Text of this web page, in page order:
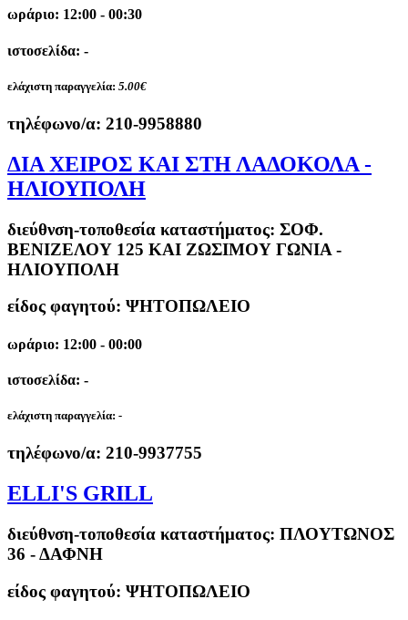
ωράριο: 12:00 - 00:30
ιστοσελίδα: -
ελάχιστη παραγγελία: 5.00€
τηλέφωνο/α: 210-9958880
ΔΙΑ ΧΕΙΡΟΣ ΚΑΙ ΣΤΗ ΛΑΔΟΚΟΛA -
ΗΛΙΟΥΠΟΛΗ
διεύθνση-τοποθεσία καταστήματος: ΣΟΦ.
ΒΕΝΙΖΕΛΟΥ 125 ΚΑΙ ΖΩΣΙΜΟΥ ΓΩΝΙΑ -
ΗΛΙΟΥΠΟΛΗ
είδος φαγητού: ΨΗΤΟΠΩΛΕΙΟ
ωράριο: 12:00 - 00:00
ιστοσελίδα: -
ελάχιστη παραγγελία: -
τηλέφωνο/α: 210-9937755
ELLI'S GRILL
διεύθνση-τοποθεσία καταστήματος: ΠΛΟΥΤΩΝΟΣ
36 - ΔΑΦΝΗ
είδος φαγητού: ΨΗΤΟΠΩΛΕΙΟ